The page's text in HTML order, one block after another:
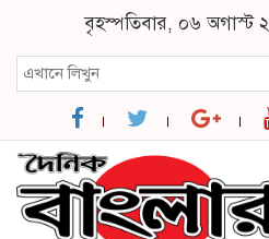
বৃহস্পতিবার, ০৬ অগাস্ট